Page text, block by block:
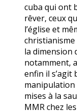
cuba qui ont
rêver, ceux
l’église et
la dimension
notamment,
enfin il s’agit
manipulation
mises à la
MMR chez